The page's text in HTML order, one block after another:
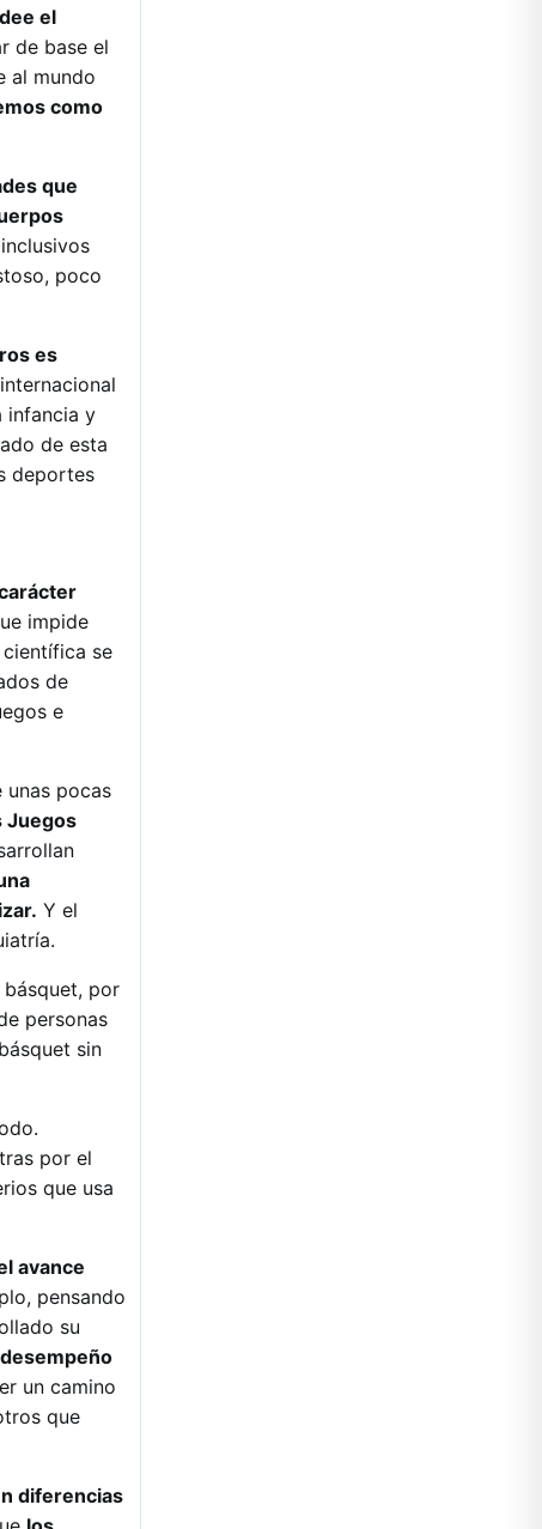
el
de base el
al mundo
como
que
poco
es
infancia y
de esta
deportes
impide
se
de
e
unas pocas
Juegos
Y el
por
personas
sin
por el
que usa
avance
pensando
su
un camino
que
diferencias